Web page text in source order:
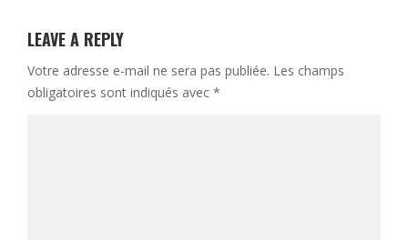
LEAVE A REPLY
Votre adresse e-mail ne sera pas publiée. Les champs
obligatoires sont indiqués avec *